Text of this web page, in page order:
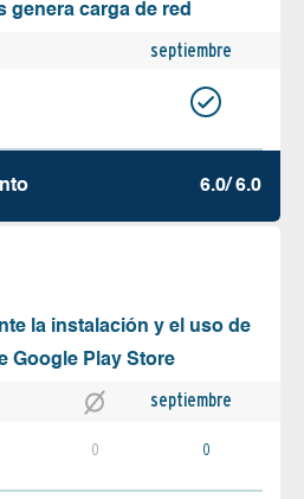
genera carga de red
septiembre
6.0/ 6.0
la instalación y el uso de
Google Play Store
septiembre
0 0